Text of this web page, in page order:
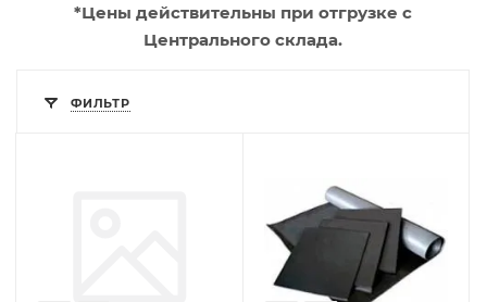
*Цены действительны при отгрузке с
Центрального склада.
ФИЛЬТР